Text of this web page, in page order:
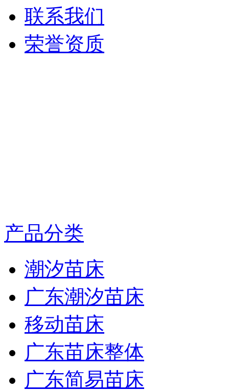
联系我们
荣誉资质
产品分类
潮汐苗床
广东潮汐苗床
移动苗床
广东苗床整体
广东简易苗床